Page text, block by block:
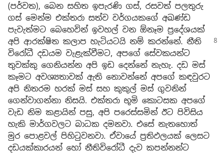
(පර්වත), බෙන සහිත ඉපැරණි ගස්, රසවත් පලතුරු
ගස් මෙන්ම එක්තරා සත්ව වර්ගයකගේ අඛණ්ඩ
පැවැත්මට බෙහෙවින් ඉවහල් වන ඕනෑම ප්‍රදේශයක්
අපි ආරක්ෂිත කලාප හැටියටයි නම් කරන්නේ. නීති
විරෝධී දඩයම වැළැක්වීමට, අපගේ සේවකයන්ට
තුවක්කු ගෙනියන්න අපි ඉඩ දෙන්නේ නැහැ. දඩ මස්
කෑමට අවශ්‍යතාවක් ඇති නොවන්නේ අපගේ කඳවුරට
අපි නිතරම හරක් මස් සහ කුකුල් මස් ගුවනින්
ගෙන්වාගන්නා නිසයි. එක්තරා භූමි කොටසක අපගේ
වැඩ නිම කළායින් පසු, අපි පරෙස්සමින් ඊට පිවිසිය
හැකි මාර්ගවලට බාධක දමනවා. එසේ නැතහොත්
මුර පොළවල් පිහිටුවනවා. ඒවායේ ප්‍රතිඵලයක් ලෙසට
දඩයක්කාරයන් හෝ නීතිවිරෝධී දැව කපන්නන්ට